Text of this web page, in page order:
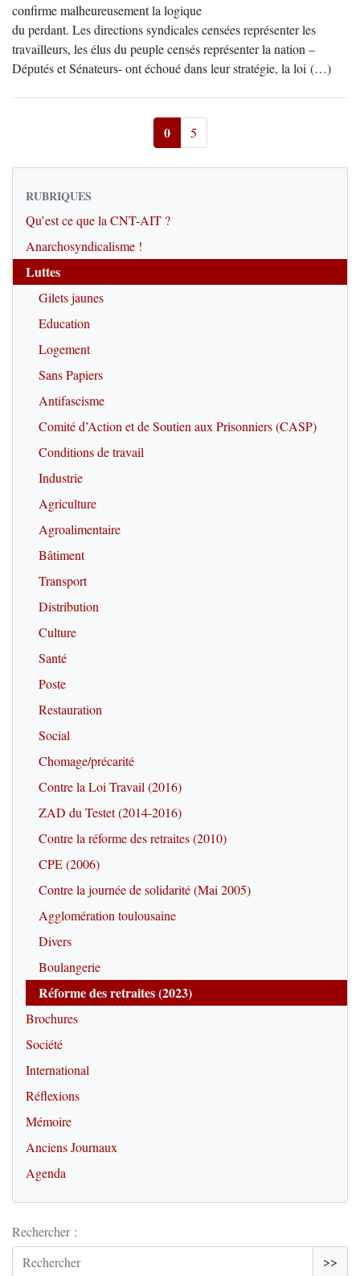
confirme malheureusement la logique
du perdant. Les directions syndicales censées représenter les
travailleurs, les élus du peuple censés représenter la nation –
Députés et Sénateurs- ont échoué dans leur stratégie, la loi (…)
0 5
RUBRIQUES
Qu’est ce que la CNT-AIT ?
Anarchosyndicalisme !
Luttes
Gilets jaunes
Education
Logement
Sans Papiers
Antifascisme
Comité d’Action et de Soutien aux Prisonniers (CASP)
Conditions de travail
Industrie
Agriculture
Agroalimentaire
Bâtiment
Transport
Distribution
Culture
Santé
Poste
Restauration
Social
Chomage/précarité
Contre la Loi Travail (2016)
ZAD du Testet (2014-2016)
Contre la réforme des retraites (2010)
CPE (2006)
Contre la journée de solidarité (Mai 2005)
Agglomération toulousaine
Divers
Boulangerie
Réforme des retraites (2023)
Brochures
Société
International
Réflexions
Mémoire
Anciens Journaux
Agenda
Rechercher :
>>